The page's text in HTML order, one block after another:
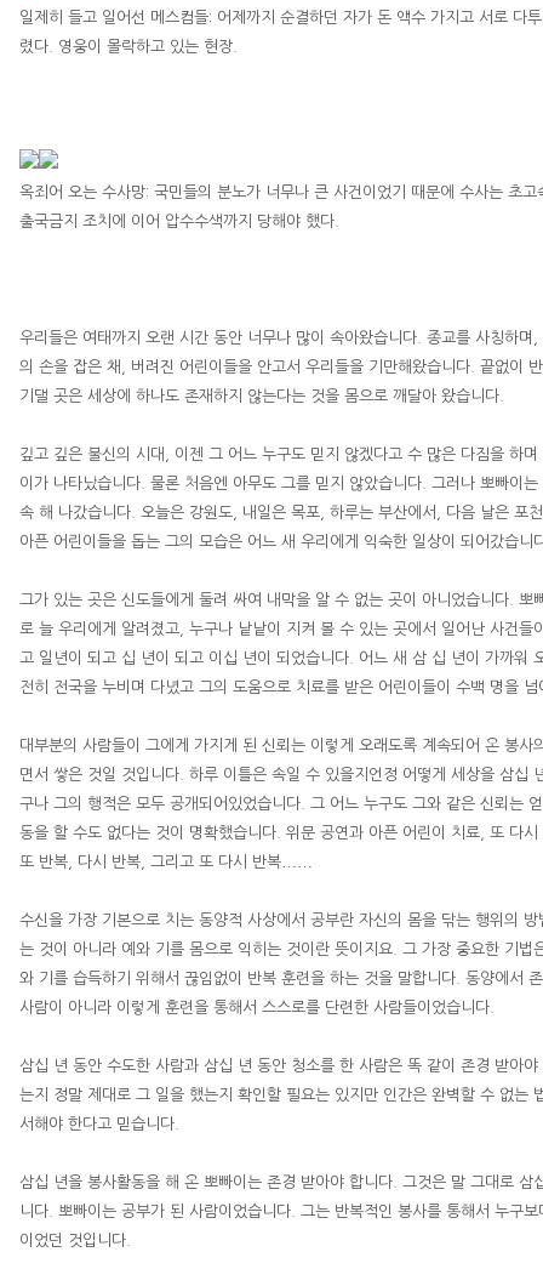
일제히 들고 일어선 메스컴들: 어제까지 순결하던 자가 돈 액수 가지고 서로 다
렸다
영웅이 몰락하고 있는 현장
옥죄어 오는 수사망: 국민들의 분노가 너무나 큰 사건이었기 때문에 수사는 초고
출국금지 조치에 이어 압수수색까지 당해야 했다
우리들은 여태까지 오랜 시간 동안 너무나 많이 속아왔습니다 종교를 사칭하며
의 손을 잡은 채
버려진 어린이들을 안고서 우리들을 기만해왔습니다
끝없이
기댈 곳은 세상에 하나도 존재하지 않는다는 것을 몸으로 깨달아 왔습니다
깊고 깊은 불신의 시대
이젠 그 어느 누구도 믿지 않겠다고 수 많은 다짐을 하며
이가 나타났습니다
물론 처음엔 아무도 그를 믿지 않았습니다
그러나 뽀빠이
속 해 나갔습니다
오늘은 강원도 내일은 목포 하루는 부산에서
다음 날은 포
아픈 어린이들을 돕는 그의 모습은 어느 새 우리에게 익숙한 일상이 되어갔습니
그가 있는 곳은 신도들에게 둘려 싸여 내막을 알 수 없는 곳이 아니었습니다
뽀
로 늘 우리에게 알려졌고
누구나 낱낱이 지켜 볼 수 있는 곳에서 일어난 사건들
고 일년이 되고 십 년이 되고 이십 년이 되었습니다
어느 새 삼 십 년이 가까워
전히 전국을 누비며 다녔고 그의 도움으로 치료를 받은 어린이들이 수백 명을 넘
대부분의 사람들이 그에게 가지게 된 신뢰는 이렇게 오래도록 계속되어 온 봉사
면서 쌓은 것일 것입니다
하루 이틀은 속일 수 있을지언정 어떻게 세상을 삼십
구나 그의 행적은 모두 공개되어있었습니다
그 어느 누구도 그와 같은 신뢰는
동을 할 수도 없다는 것이 명확했습니다
위문 공연과 아픈 어린이 치료
또 다시
또 반복
다시 반복 그리고 또 다시 반복……
수신을 가장 기본으로 치는 동양적 사상에서 공부란 자신의 몸을 닦는 행위의 방
는 것이 아니라 예와 기를 몸으로 익히는 것이란 뜻이지요
그 가장 중요한 기법
와 기를 습득하기 위해서 끊임없이 반복 훈련을 하는 것을 말합니다
동양에서
사람이 아니라 이렇게 훈련을 통해서 스스로를 단련한 사람들이었습니다
삼십 년 동안 수도한 사람과 삼십 년 동안 청소를 한 사람은 똑 같이 존경 받아야
는지 정말 제대로 그 일을 했는지 확인할 필요는 있지만 인간은 완벽할 수 없는
서해야 한다고 믿습니다
삼십 년을 봉사활동을 해 온 뽀빠이는 존경 받아야 합니다
그것은 말 그대로 삼
니다
뽀빠이는 공부가 된 사람이었습니다
그는 반복적인 봉사를 통해서 누구
이었던 것입니다